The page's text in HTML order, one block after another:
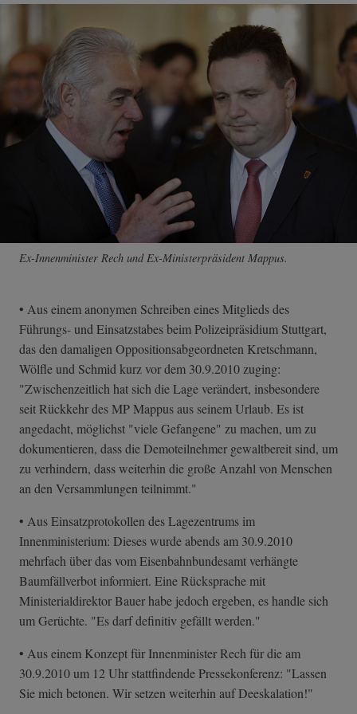
Ex-Innenminister Rech und Ex-Ministerpräsident Mappus.
• Aus einem anonymen Schreiben eines Mitglieds des
Führungs- und Einsatzstabes beim Polizeipräsidium Stuttgart,
das den damaligen Oppositionsabgeordneten Kretschmann,
Wölfle und Schmid kurz vor dem 30.9.2010 zuging:
"Zwischenzeitlich hat sich die Lage verändert, insbesondere
seit Rückkehr des MP Mappus aus seinem Urlaub. Es ist
angedacht, möglichst "viele Gefangene" zu machen, um zu
dokumentieren, dass die Demoteilnehmer gewaltbereit sind, um
zu verhindern, dass weiterhin die große Anzahl von Menschen
an den Versammlungen teilnimmt."
• Aus Einsatzprotokollen des Lagezentrums im
Innenministerium: Dieses wurde abends am 30.9.2010
mehrfach über das vom Eisenbahnbundesamt verhängte
Baumfällverbot informiert. Eine Rücksprache mit
Ministerialdirektor Bauer habe jedoch ergeben, es handle sich
um Gerüchte. "Es darf definitiv gefällt werden."
• Aus einem Konzept für Innenminister Rech für die am
30.9.2010 um 12 Uhr stattfindende Pressekonferenz: "Lassen
Sie mich betonen. Wir setzen weiterhin auf Deeskalation!"